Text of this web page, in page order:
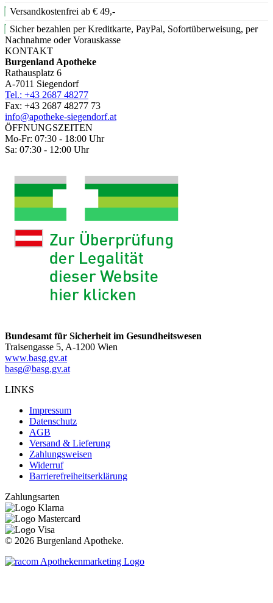
Versandkostenfrei ab € 49,-
Sicher bezahlen per Kreditkarte, PayPal, Sofortüberweisung, per
Nachnahme oder Vorauskasse
KONTAKT
Burgenland Apotheke
Rathausplatz 6
A-7011 Siegendorf
Tel.: +43 2687 48277
Fax: +43 2687 48277 73
info@apotheke-siegendorf.at
ÖFFNUNGSZEITEN
Mo-Fr: 07:30 - 18:00 Uhr
Sa: 07:30 - 12:00 Uhr
Bundesamt für Sicherheit im Gesundheitswesen
Traisengasse 5, A-1200 Wien
www.basg.gv.at
basg@basg.gv.at
LINKS
Impressum
Datenschutz
AGB
Versand & Lieferung
Zahlungsweisen
Widerruf
Barrierefreiheitserklärung
Zahlungsarten
© 2026 Burgenland Apotheke.